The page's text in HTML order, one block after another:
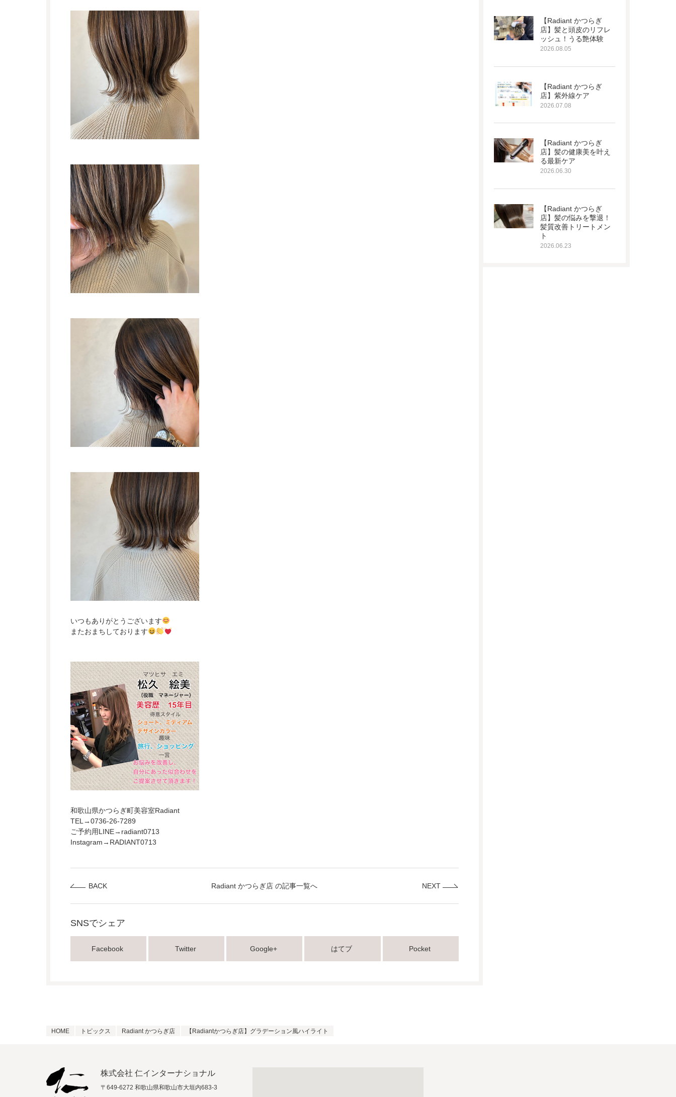
いつもありがとうございます
またおまちしております
和歌山県かつらぎ町美容室Radiant
TEL→0736-26-7289
ご予約用LINE→radiant0713
Instagram→RADIANT0713
BACK Radiant かつらぎ店 の記事一覧へ NEXT
SNSでシェア
Facebook Twitter Google+ はてブ Pocket
【Radiant かつらぎ
店】髪と頭皮のリフレ
ッシュ！うる艶体験
2026.08.05
【Radiant かつらぎ
店】紫外線ケア
2026.07.08
【Radiant かつらぎ
店】髪の健康美を叶え
る最新ケア
2026.06.30
【Radiant かつらぎ
店】髪の悩みを撃退！
髪質改善トリートメン
ト
2026.06.23
HOME トピックス Radiant かつらぎ店 【Radiantかつらぎ店】グラデーション風ハイライト
株式会社 仁インターナショナル
〒649-6272 和歌山県和歌山市大垣内683-3